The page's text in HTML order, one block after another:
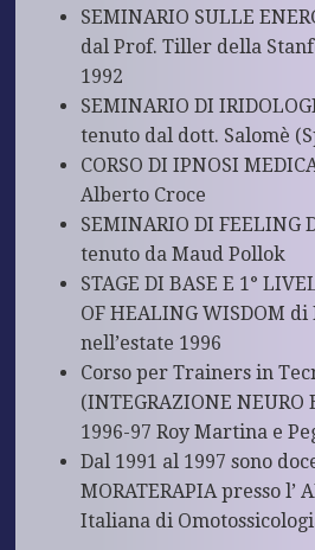
SEMINARIO SULLE
dal Prof. Tiller della
1992
SEMINARIO DI
tenuto dal dott. Salomè
CORSO DI IPNOSI
Alberto Croce
SEMINARIO DI FEELING
tenuto da Maud Pollok
STAGE DI BASE E 1°
OF HEALING WISDOM di
nell’estate 1996
Corso per Trainers in
(INTEGRAZIONE
1996-97 Roy Martina e
Dal 1991 al 1997 sono
MORATERAPIA presso l’
Italiana di